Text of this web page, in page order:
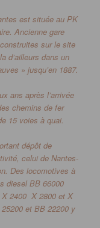
est située au PK
Ancienne gare
sur le site
d’ailleurs dans un
» jusqu’en 1887.
ans après l’arrivée
chemins de fer
15 voies à quai.
dépôt de
celui de Nantes-
. Des locomotives à
diesel BB 66000
X 2400 X 2800 et X
25200 et BB 22200 y